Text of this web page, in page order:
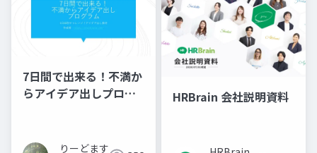
7日間で出来る！不満か
らアイデア出しプログ
りーどます
HRBrain 会社説明資料